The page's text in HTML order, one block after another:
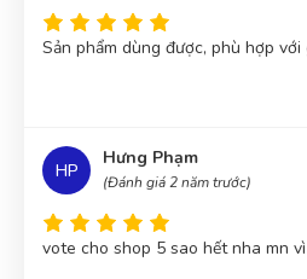
Sản phẩm dùng được, phù hợp với
HP
Hưng Phạm
(Đánh giá 2 năm trước)
vote cho shop 5 sao hết nha mn